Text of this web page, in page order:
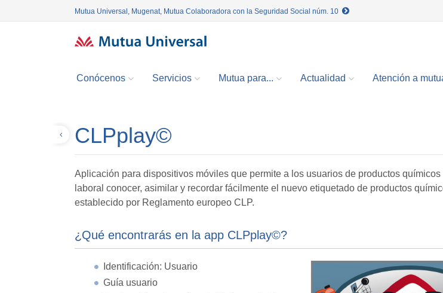
Mutua Universal, Mugenat, Mutua Colaboradora con la Seguridad Social núm. 10
Conócenos Servicios Mutua para... Actualidad Atención a
CLPplay©
Aplicación para dispositivos móviles que permite a los usuarios de productos químicos
laboral conocer, asimilar y recordar fácilmente el nuevo etiquetado de productos
establecido por Reglamento europeo CLP.
¿Qué encontrarás en la app CLPplay©?
Identificación: Usuario
Guía usuario